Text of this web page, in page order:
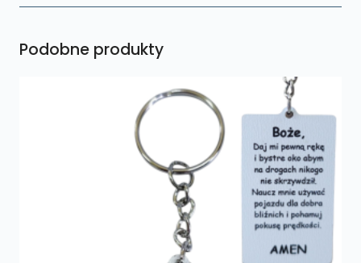
Podobne produkty